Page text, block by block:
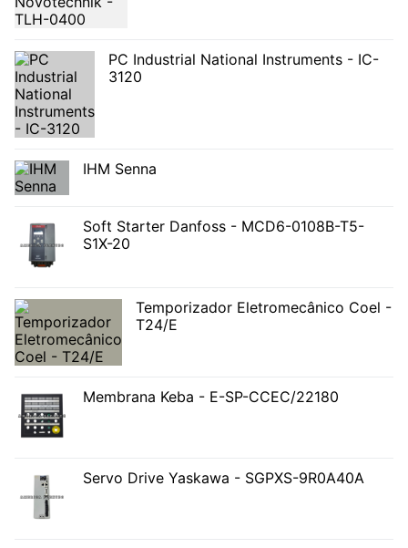
PC Industrial National Instruments - IC-
3120
IHM Senna
Soft Starter Danfoss - MCD6-0108B-T5-
S1X-20
Temporizador Eletromecânico Coel -
T24/E
Membrana Keba - E-SP-CCEC/22180
Servo Drive Yaskawa - SGPXS-9R0A40A